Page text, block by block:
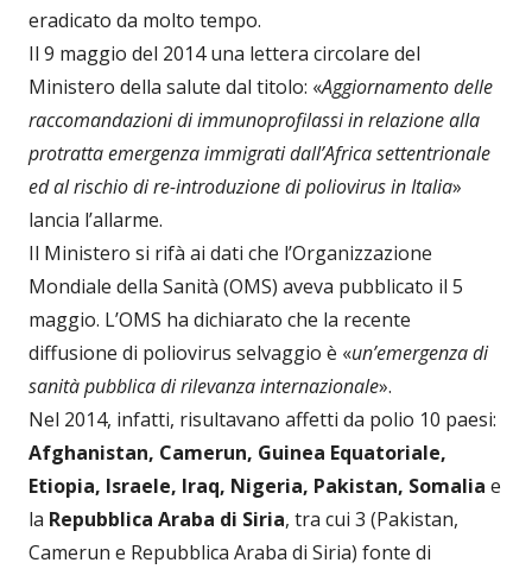
eradicato da molto tempo.
Il 9 maggio del 2014 una lettera circolare del
Ministero della salute dal titolo: «Aggiornamento delle
raccomandazioni di immunoprofilassi in relazione alla
protratta emergenza immigrati dall’Africa settentrionale
ed al rischio di re-introduzione di poliovirus inItalia»
lancia l’allarme.
Il Ministero si rifà ai dati che l’Organizzazione
Mondiale della Sanità (OMS) aveva pubblicato il 5
maggio. L’OMS ha dichiarato che la recente
diffusione di poliovirus selvaggio è «un’emergenza di
sanità pubblica di rilevanza internazionale».
Nel 2014, infatti, risultavano affetti da polio 10 paesi:
Afghanistan, Camerun, Guinea Equatoriale,
Etiopia, Israele, Iraq, Nigeria, Pakistan, Somalia e
la Repubblica Araba di Siria, tra cui 3 (Pakistan,
Camerun e Repubblica Araba di Siria) fonte di